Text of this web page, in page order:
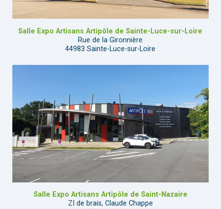
Salle Expo Artisans Artipôle de Sainte-Luce-sur-Loire
Rue de la Gironnière
44983 Sainte-Luce-sur-Loire
Salle Expo Artisans Artipôle de Saint-Nazaire
ZI de brais, Claude Chappe